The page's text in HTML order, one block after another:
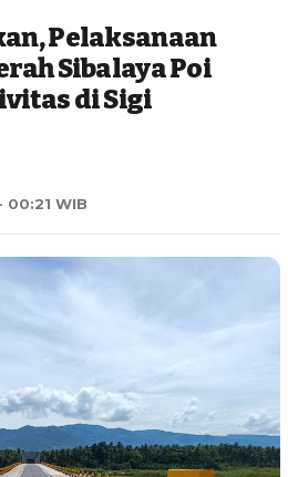
Pelaksanaan
Sibalaya Poi
di Sigi
00:21 WIB